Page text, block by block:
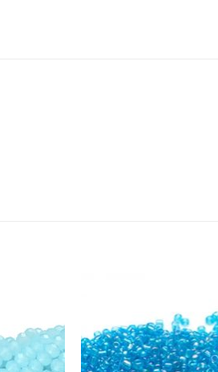
Lägg
önskelistan